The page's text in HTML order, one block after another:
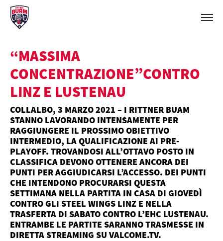
“MASSIMA
CONCENTRAZIONE”CONTRO
LINZ E LUSTENAU
COLLALBO, 3 MARZO 2021 – I RITTNER BUAM
STANNO LAVORANDO INTENSAMENTE PER
RAGGIUNGERE IL PROSSIMO OBIETTIVO
INTERMEDIO, LA QUALIFICAZIONE AI PRE-
PLAYOFF. TROVANDOSI ALL’OTTAVO POSTO IN
CLASSIFICA DEVONO OTTENERE ANCORA DEI
PUNTI PER AGGIUDICARSI L’ACCESSO. DEI PUNTI
CHE INTENDONO PROCURARSI QUESTA
SETTIMANA NELLA PARTITA IN CASA DI GIOVEDÌ
CONTRO GLI STEEL WINGS LINZ E NELLA
TRASFERTA DI SABATO CONTRO L’EHC LUSTENAU.
ENTRAMBE LE PARTITE SARANNO TRASMESSE IN
DIRETTA STREAMING SU VALCOME.TV.